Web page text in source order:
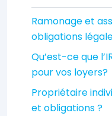
Ramonage et
obligations
Qu’est-ce que
pour vos loyers?
Propriétaire
et obligations ?